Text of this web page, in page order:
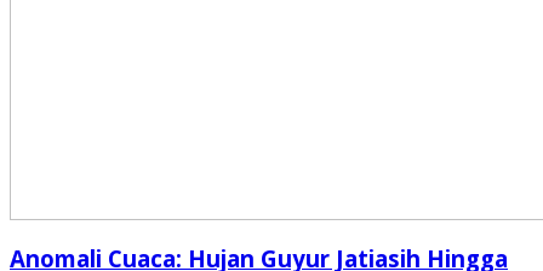
Anomali Cuaca: Hujan Guyur Jatiasih Hingga